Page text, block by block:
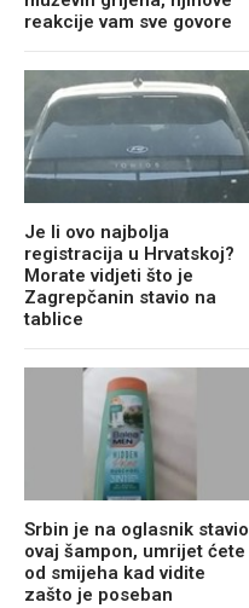
reakcije vam sve govore
Je li ovo najbolja
registracija u Hrvatskoj?
Morate vidjeti što je
Zagrepčanin stavio na
tablice
Srbin je na oglasnik stavio
ovaj šampon, umrijet ćete
od smijeha kad vidite
zašto je poseban